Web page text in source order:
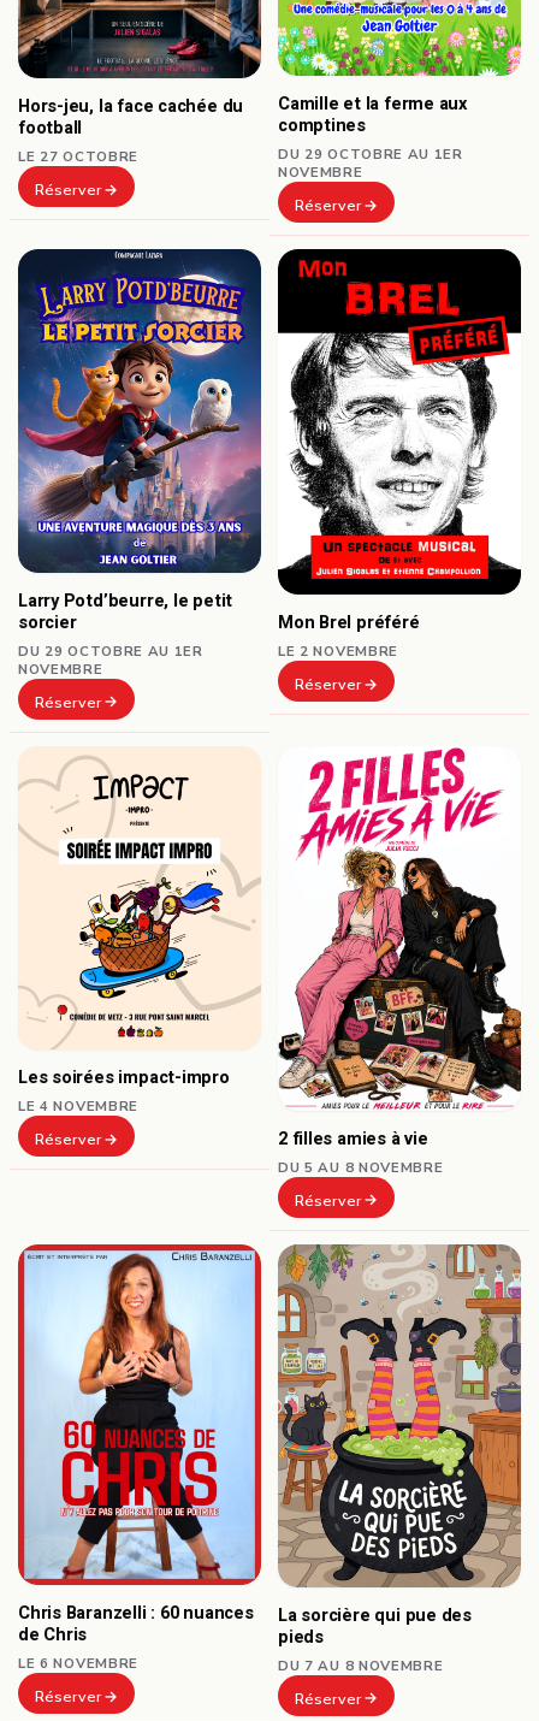
Hors-jeu, la face cachée du
football
LE 27 OCTOBRE
Réserver
Camille et la ferme aux
comptines
DU 29 OCTOBRE AU 1ER
NOVEMBRE
Réserver
Larry Potd’beurre, le petit
sorcier
DU 29 OCTOBRE AU 1ER
NOVEMBRE
Réserver
Mon Brel préféré
LE 2 NOVEMBRE
Réserver
Les soirées impact-impro
LE 4 NOVEMBRE
Réserver 2 filles amies à vie
DU 5 AU 8 NOVEMBRE
Réserver
Chris Baranzelli : 60 nuances
de Chris
LE 6 NOVEMBRE
Réserver
La sorcière qui pue des
pieds
DU 7 AU 8 NOVEMBRE
Réserver